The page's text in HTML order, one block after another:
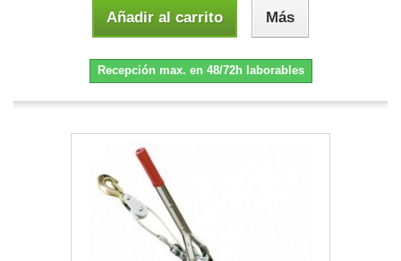
Añadir al carrito Más
Recepción max. en 48/72h laborables